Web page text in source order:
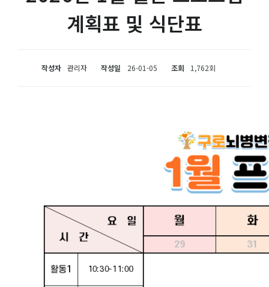
계획표 및 식단표
작성자 관리자 작성일 26-01-05 조회 1,762회